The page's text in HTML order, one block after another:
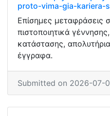
proto-vima-gia-kariera-
Επίσημες μεταφράσεις
πιστοποιητικά
κατάστασης,
έγγραφα.
Submitted on 2026-07-